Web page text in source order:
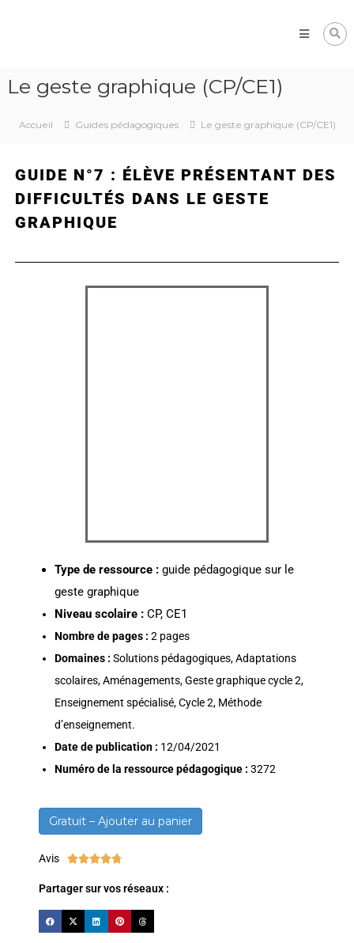
les
compétences
de
Le geste graphique (CP/CE1)
Accueil Guides pédagogiques Le geste graphique (CP/CE1)
GUIDE N°7 : ÉLÈVE PRÉSENTANT DES
DIFFICULTÉS DANS LE GESTE
GRAPHIQUE
Type de ressource :guide pédagogique sur le
geste graphique
Niveau scolaire :CP, CE1
Nombre de pages : 2 pages
Domaines : Solutions pédagogiques, Adaptations
scolaires, Aménagements, Geste graphique cycle 2,
Enseignement spécialisé, Cycle 2, Méthode
d’enseignement.
Date de publication : 12/04/2021
Numéro de la ressource pédagogique : 3272
Gratuit – Ajouter au panier
Avis 
Partager sur vos réseaux :